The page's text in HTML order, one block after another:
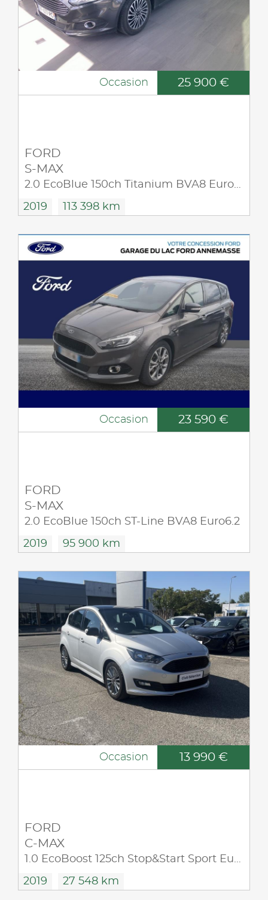
Occasion 25 900 €
FORD
S-MAX
2019 113 398 km
Occasion 23 590 €
FORD
S-MAX
2.0 EcoBlue 150ch ST-Line BVA8 Euro6.2
2019 95 900 km
Occasion 13 990 €
FORD
C-MAX
2019 27 548 km